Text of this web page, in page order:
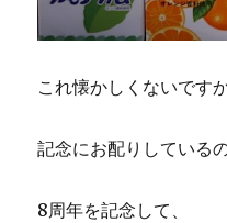
これ懐かしくないです
記念にお配りしている
8周年を記念して、